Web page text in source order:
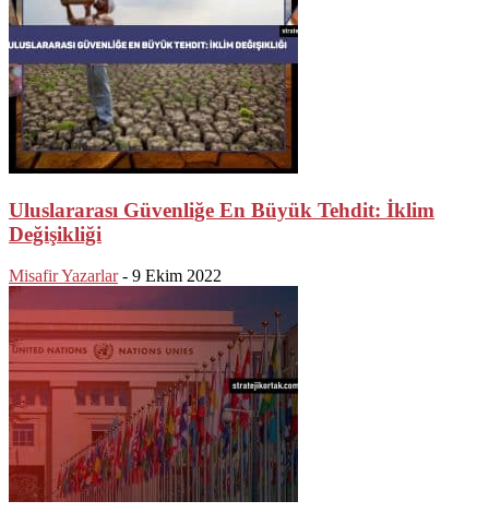
Uluslararası Güvenliğe En Büyük Tehdit: İklim
Değişikliği
Misafir Yazarlar - 9 Ekim 2022